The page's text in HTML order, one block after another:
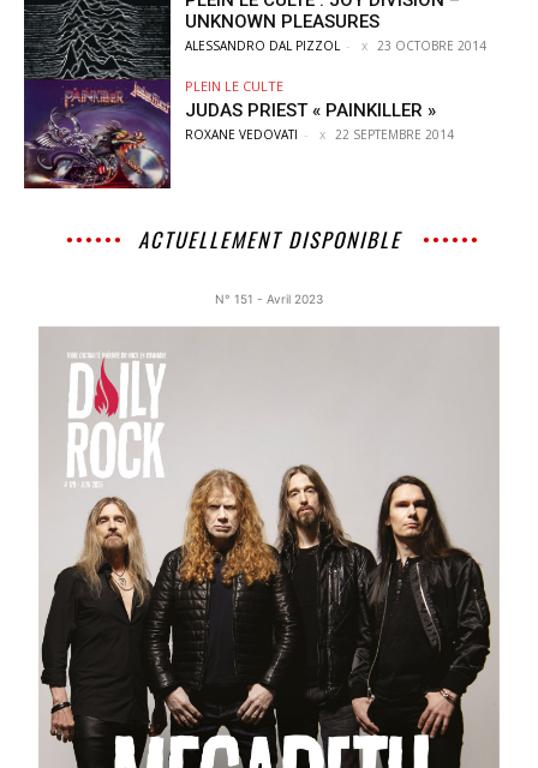
UNKNOWN PLEASURES
ALESSANDRO DAL PIZZOL - 23 OCTOBRE 2014
PLEIN LE CULTE
JUDAS PRIEST « PAINKILLER »
ROXANE VEDOVATI - 22 SEPTEMBRE 2014
ACTUELLEMENT DISPONIBLE
N° 151 - Avril 2023